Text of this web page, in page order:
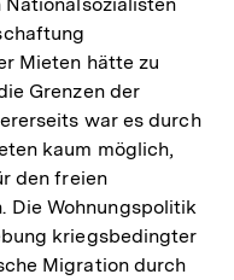
Mieten hätte zu
Grenzen der
war es durch
kaum möglich,
den freien
Die Wohnungspolitik
kriegsbedingter
Migration durch